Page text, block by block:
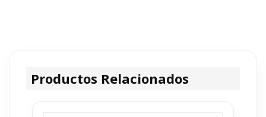
Productos Relacionados